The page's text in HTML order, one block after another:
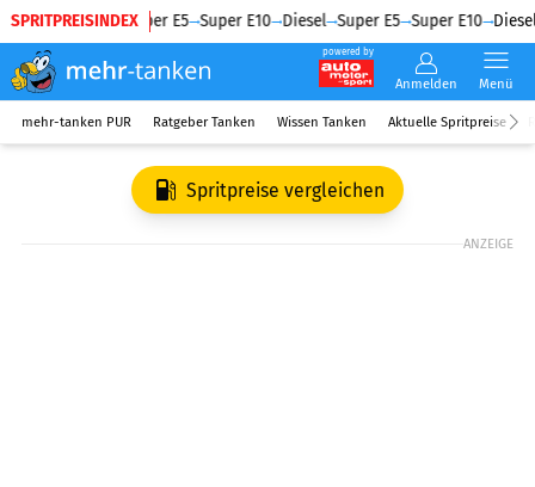
SPRITPREISINDEX
Diesel Super E5 Super E10 Diesel Super E5 Super E10 Diesel
powered by
Anmelden Menü
mehr-tanken PUR Ratgeber Tanken Wissen Tanken Aktuelle Spritpreise
Spritpreise vergleichen
ANZEIGE